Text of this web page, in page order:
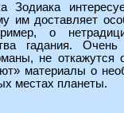
Зодиака
им доставляет
о
гадания.
не откажутся
материалы о
местах планеты.